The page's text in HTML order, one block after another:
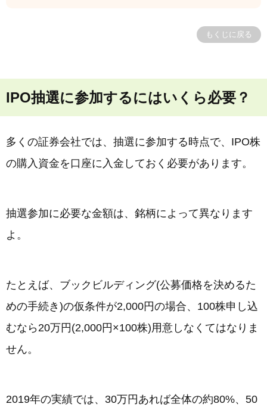
もくじに戻る
IPO抽選に参加するにはいくら必要？
多くの証券会社では、抽選に参加する時点で、IPO株
の購入資金を口座に入金しておく必要があります。
抽選参加に必要な金額は、銘柄によって異なります
よ。
たとえば、ブックビルディング(公募価格を決めるた
めの手続き)の仮条件が2,000円の場合、100株申し込
むなら20万円(2,000円×100株)用意しなくてはなりま
せん。
2019年の実績では、30万円あれば全体の約80%、50